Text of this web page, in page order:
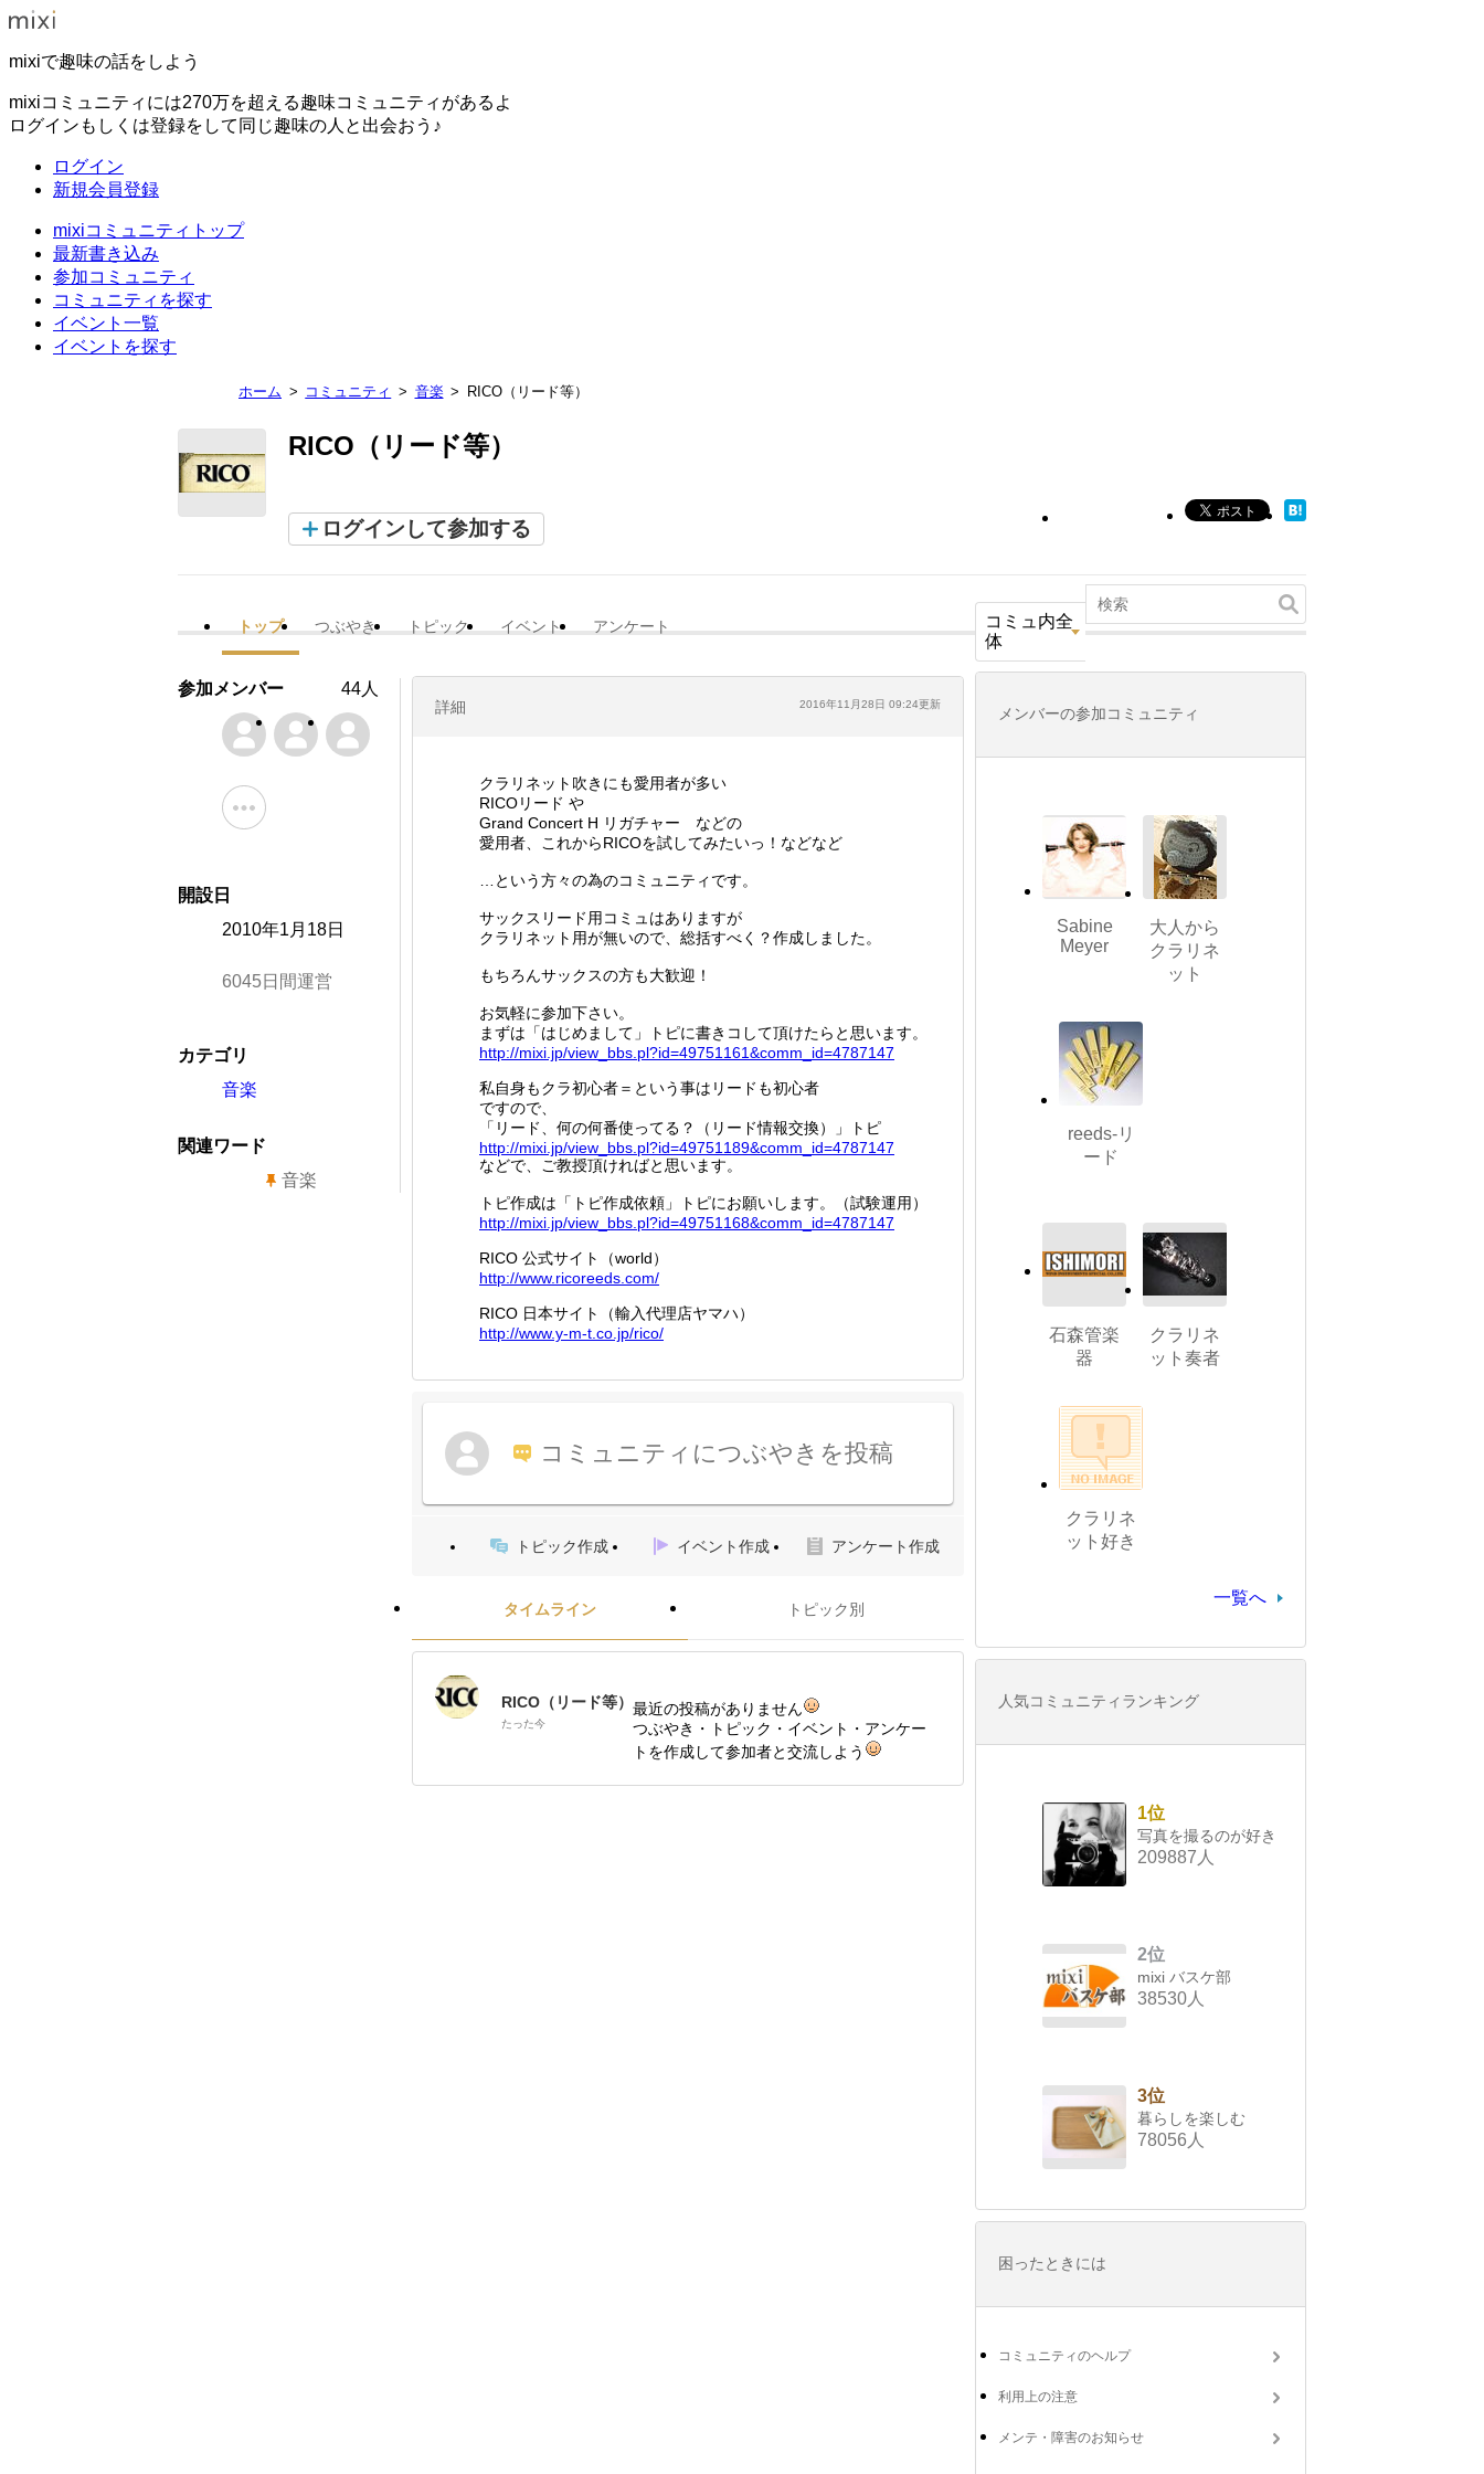
mixiで趣味の話をしよう
mixiコミュニティには270万を超える趣味コミュニティがあるよ
ログインもしくは登録をして同じ趣味の人と出会おう♪
ログイン
新規会員登録
mixiコミュニティトップ
最新書き込み
参加コミュニティ
コミュニティを探す
イベント一覧
イベントを探す
ホーム コミュニティ 音楽 RICO（リード等）
RICO（リード等）
ログインして参加する
トップ つぶやき トピック イベント アンケート
コミュ内全
体
詳細 2016年11月28日 09:24更新
クラリネット吹きにも愛用者が多い
RICOリード や
Grand Concert H リガチャー などの
愛用者、これからRICOを試してみたいっ！などなど
…という方々の為のコミュニティです。
サックスリード用コミュはありますが
クラリネット用が無いので、総括すべく？作成しました。
もちろんサックスの方も大歓迎！
お気軽に参加下さい。
まずは「はじめまして」トピに書きコして頂けたらと思います。
http://mixi.jp/view_bbs.pl?id=49751 161&comm_id=4787147
私自身もクラ初心者＝という事はリードも初心者
ですので、
「リード、何の何番使ってる？（リード情報交換）」トピ
http://mixi.jp/view_bbs.pl?id=49751 189&comm_id=4787147
などで、ご教授頂ければと思います。
トピ作成は「トピ作成依頼」トピにお願いします。（試験運用）
http://mixi.jp/view_bbs.pl?id=49751 168&comm_id=4787147
RICO 公式サイト（world）
http://www.ricoreeds. com/
RICO 日本サイト（輸入代理店ヤマハ）
http://www.y-m-t.co.jp/rico/
コミュニティにつぶやきを投稿
トピック作成 イベント作成 アンケート作成
タイムライン トピック別
RICO（リード等）
たった今
最近の投稿がありません
つぶやき・トピック・イベント・アンケー
トを作成して参加者と交流しよう
参加メンバー 44人
開設日
2010年1月18日
6045日間運営
カテゴリ
音楽
関連ワード
音楽
メンバーの参加コミュニティ
Sabine
Meyer
大人から
クラリネ
ット
reeds-リ
ード
石森管楽
器
クラリネ
ット奏者
クラリネ
ット好き
一覧へ
人気コミュニティランキング
1位
写真を撮るのが好き
209887人
2位
mixi バスケ部
38530人
3位
暮らしを楽しむ
78056人
困ったときには
コミュニティのヘルプ
利用上の注意
メンテ・障害のお知らせ